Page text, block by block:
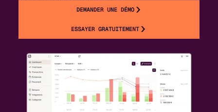
DEMANDER UNE DÉMO
ESSAYER GRATUITEMENT